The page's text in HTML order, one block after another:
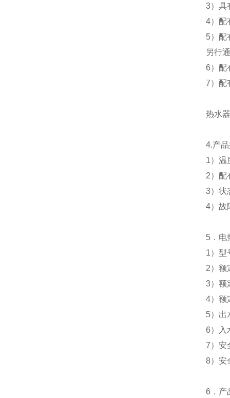
3）具
4）配
5）配
另行
6）配
7）配
热水
4.产
1）温
2）配
3）状
4）故
5 ．
1）型
2）额
3）额
4）额
5）出
6）入
7）安
8）安
6 ．